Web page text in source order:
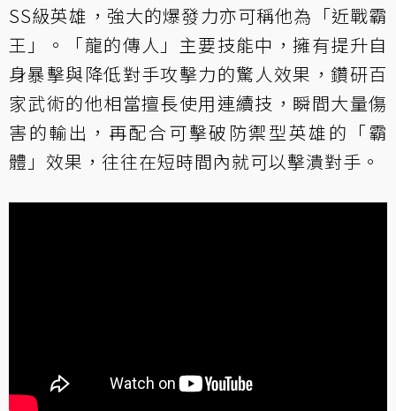
SS級英雄，強大的爆發力亦可稱他為「近戰霸
王」。「龍的傳人」主要技能中，擁有提升自
身暴擊與降低對手攻擊力的驚人效果，鑽研百
家武術的他相當擅長使用連續技，瞬間大量傷
害的輸出，再配合可擊破防禦型英雄的「霸
體」效果，往往在短時間內就可以擊潰對手。